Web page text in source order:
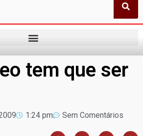
tem que ser
1:24 pm Sem Comentários